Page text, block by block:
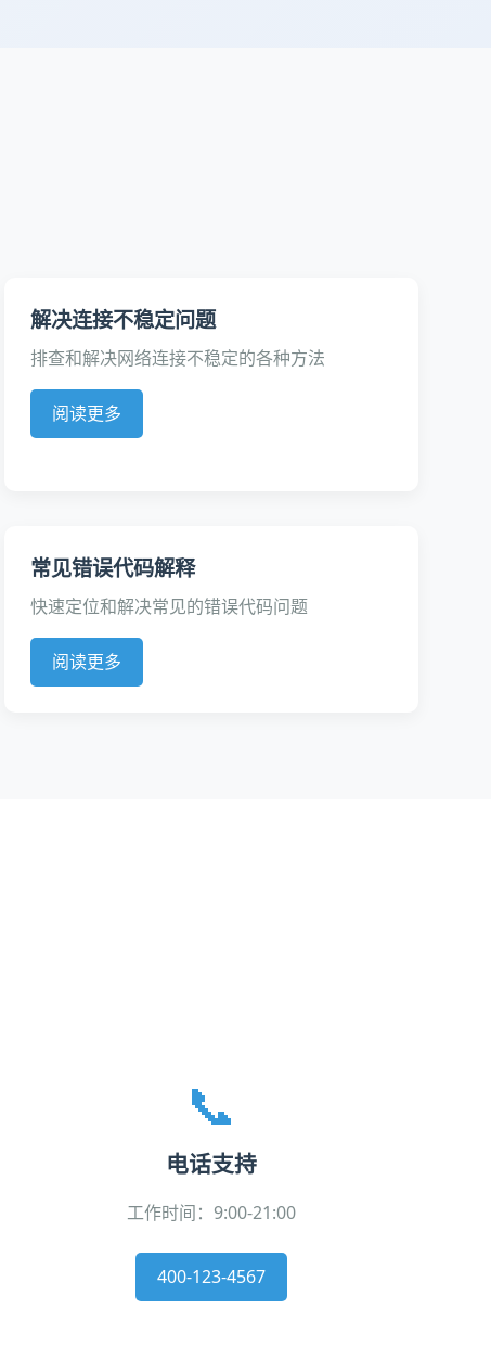
解决连接不稳定问题
排查和解决网络连接不稳定的各种方法
阅读更多
常见错误代码解释
快速定位和解决常见的错误代码问题
阅读更多
📞
电话支持
工作时间：9:00-21:00
400-123-4567